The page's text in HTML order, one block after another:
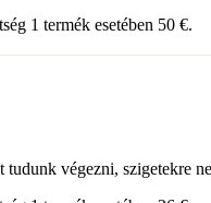
1 termék esetében 50 €.
tudunk végezni, szigetekre